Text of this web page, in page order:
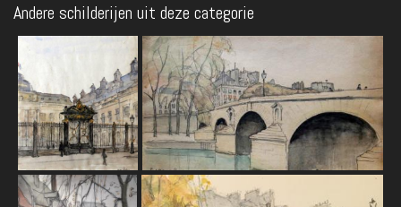
Andere schilderijen uit deze categorie